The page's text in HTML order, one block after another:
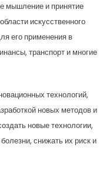
мышление и принятие
искусственного
его применения в
транспорт и многие
технологий,
новых методов и
новые технологии,
снижать их риск и